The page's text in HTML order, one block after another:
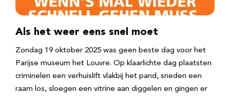
Als het weer eens snel moet
Zondag 19 oktober 2025 was geen beste dag voor het
Parijse museum het Louvre. Op klaarlichte dag plaatsten
criminelen een verhuislift vlakbij het pand, sneden een
raam los, sloegen een vitrine aan diggelen en gingen er